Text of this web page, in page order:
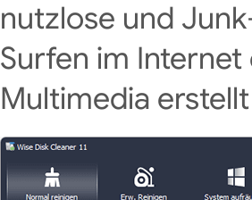
nutzlose und
Surfen im
Multimedia